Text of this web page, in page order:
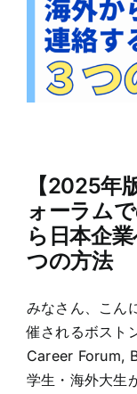
【2025年
ォーラム
ら日本企
つの方法
みなさん、こん
催されるボスト
Career Forum,
学生・海外大生